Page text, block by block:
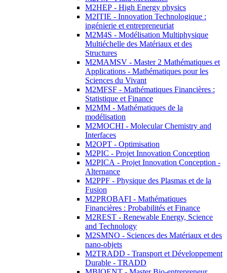
M2HEP - High Energy physics
M2ITIE - Innovation Technologique :
ingénierie et entrepreneuriat
M2M4S - Modélisation Multiphysique
Multiéchelle des Matériaux et des
Structures
M2MAMSV - Master 2 Mathématiques et
Applications - Mathématiques pour les
Sciences du Vivant
M2MFSF - Mathématiques Financières :
Statistique et Finance
M2MM - Mathématiques de la
modélisation
M2MOCHI - Molecular Chemistry and
Interfaces
M2OPT - Optimisation
M2PIC - Projet Innovation Conception
M2PICA - Projet Innovation Conception -
Alternance
M2PPF - Physique des Plasmas et de la
Fusion
M2PROBAFI - Mathématiques
Financières : Probabilités et Finance
M2REST - Renewable Energy, Science
and Technology
M2SMNO - Sciences des Matériaux et des
nano-objets
M2TRADD - Transport et Développement
Durable - TRADD